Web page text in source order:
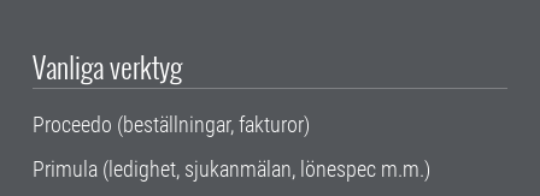
Vanliga verktyg
Proceedo (beställningar, fakturor)
Primula (ledighet, sjukanmälan, lönespec m.m.)